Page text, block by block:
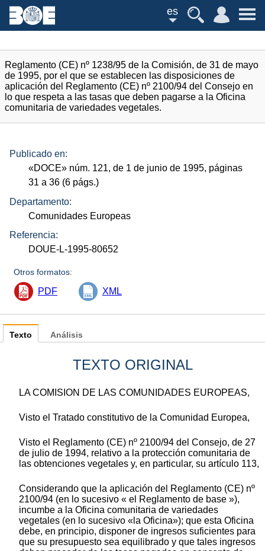
es
Reglamento (CE) nº 1238/95 de la Comisión, de 31 de mayo
de 1995, por el que se establecen las disposiciones de
aplicación del Reglamento (CE) nº 2100/94 del Consejo en
lo que respeta a las tasas que deben pagarse a la Oficina
comunitaria de variedades vegetales.
Publicado en:
«DOCE» núm. 121, de 1 de junio de 1995, páginas
31 a 36 (6 págs.)
Departamento:
Comunidades Europeas
Referencia:
DOUE-L-1995-80652
Otros formatos:
PDF XML
Texto
TEXTO ORIGINAL
LA COMISION DE LAS COMUNIDADES EUROPEAS,
Visto el Tratado constitutivo de la Comunidad Europea,
Visto el Reglamento (CE) nº 2100/94 del Consejo, de 27
de julio de 1994, relativo a la protección comunitaria de
las obtenciones vegetales y, en particular, su artículo 113,
Considerando que la aplicación del Reglamento (CE) nº
2100/94 (en lo sucesivo « el Reglamento de base »),
incumbe a la Oficina comunitaria de variedades
vegetales (en lo sucesivo «la Oficina»); que esta Oficina
debe, en principio, disponer de ingresos suficientes para
que su presupuesto sea equilibrado y que tales ingresos
Análisis